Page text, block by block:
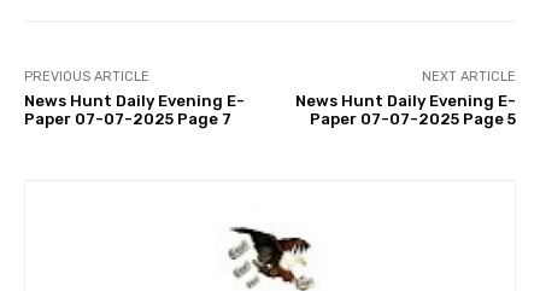
PREVIOUS ARTICLE
News Hunt Daily Evening E-
Paper 07-07-2025 Page 7
NEXT ARTICLE
News Hunt Daily Evening E-
Paper 07-07-2025 Page 5